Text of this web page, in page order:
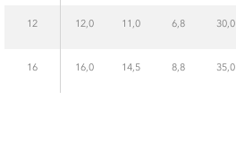
12 12,0 11,0 6,8 30,0
16 16,0 14,5 8,8 35,0